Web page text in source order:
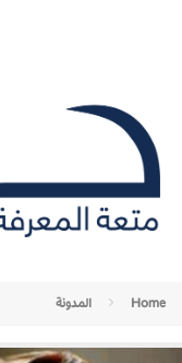
Home المدونة